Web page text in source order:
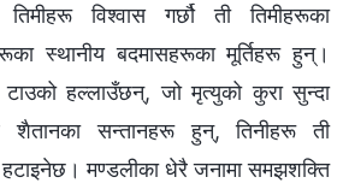
विश्‍वास गर्छौ ती तिमीहरूका
स्थानीय बदमासहरूका मूर्तिहरू हुन्।
हल्लाउँछन्, जो मृत्युको कुरा सुन्दा
शैतानका सन्तानहरू हुन्, तिनीहरू ती
मण्डलीका धेरै जनामा समझशक्ति